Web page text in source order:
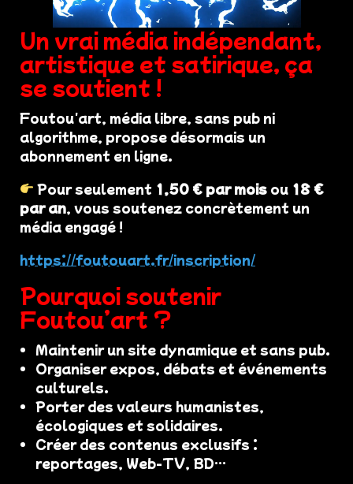
Un vrai média indépendant,
artistique et satirique, ça
se soutient !
Foutou'art, média libre, sans pub ni
algorithme, propose désormais un
abonnement en ligne.
Pour seulement 1,50 € par mois ou 18 €
par an, vous soutenez concrètement un
média engagé !
https://foutouart.fr/inscription/
Pourquoi soutenir
Foutou’art ?
Maintenir un site dynamique et sans pub.
Organiser expos, débats et événements
culturels.
Porter des valeurs humanistes,
écologiques et solidaires.
Créer des contenus exclusifs :
reportages, Web-TV, BD…